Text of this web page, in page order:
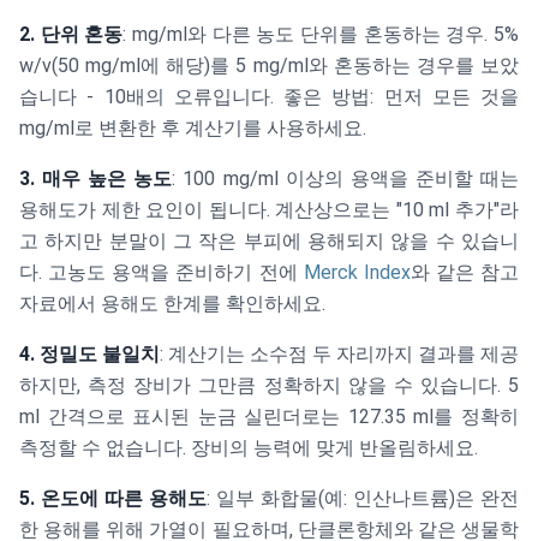
2. 단위 혼동: mg/ml와 다른 농도 단위를 혼동하는 경우. 5%
w/v(50 mg/ml에 해당)를 5 mg/ml와 혼동하는 경우를 보았
습니다 - 10배의 오류입니다. 좋은 방법: 먼저 모든 것을
mg/ml로 변환한 후 계산기를 사용하세요.
3. 매우 높은 농도: 100 mg/ml 이상의 용액을 준비할 때는
용해도가 제한 요인이 됩니다. 계산상으로는 "10 ml 추가"라
고 하지만 분말이 그 작은 부피에 용해되지 않을 수 있습니
다. 고농도 용액을 준비하기 전에 Merck Index와 같은 참고
자료에서 용해도 한계를 확인하세요.
4. 정밀도 불일치: 계산기는 소수점 두 자리까지 결과를 제공
하지만, 측정 장비가 그만큼 정확하지 않을 수 있습니다. 5
ml 간격으로 표시된 눈금 실린더로는 127.35 ml를 정확히
측정할 수 없습니다. 장비의 능력에 맞게 반올림하세요.
5. 온도에 따른 용해도: 일부 화합물(예: 인산나트륨)은 완전
한 용해를 위해 가열이 필요하며, 단클론항체와 같은 생물학